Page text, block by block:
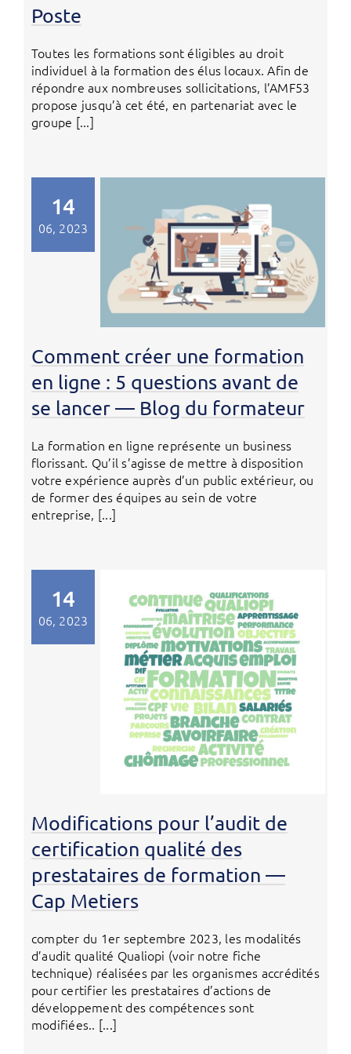
Poste
Toutes les formations sont éligibles au droit
individuel à la formation des élus locaux. Afin de
répondre aux nombreuses sollicitations, l’AMF53
propose jusqu’à cet été, en partenariat avec le
groupe [...]
14
06, 2023
Comment créer une formation
en ligne : 5 questions avant de
se lancer — Blog du formateur
La formation en ligne représente un business
florissant. Qu’il s’agisse de mettre à disposition
votre expérience auprès d’un public extérieur, ou
de former des équipes au sein de votre
entreprise, [...]
14
06, 2023
Modifications pour l’audit de
certification qualité des
prestataires de formation —
Cap Metiers
compter du 1er septembre 2023, les modalités
d’audit qualité Qualiopi (voir notre fiche
technique) réalisées par les organismes accrédités
pour certifier les prestataires d’actions de
développement des compétences sont
modifiées.. [...]